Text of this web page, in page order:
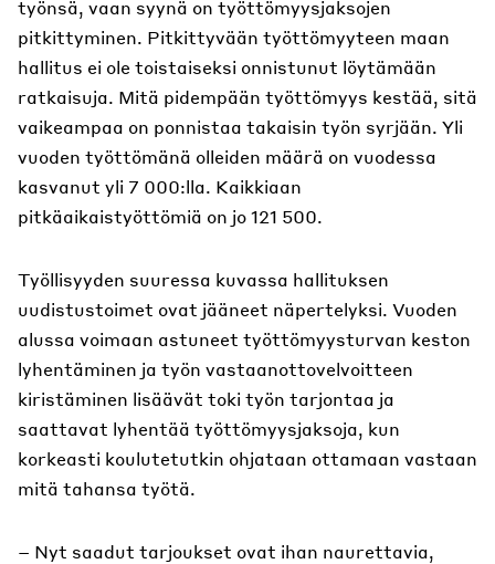
työnsä, vaan syynä on työttömyysjaksojen
pitkittyminen. Pitkittyvään työttömyyteen maan
hallitus ei ole toistaiseksi onnistunut löytämään
ratkaisuja. Mitä pidempään työttömyys kestää, sitä
vaikeampaa on ponnistaa takaisin työn syrjään. Yli
vuoden työttömänä olleiden määrä on vuodessa
kasvanut yli 7 000:lla. Kaikkiaan
pitkäaikaistyöttömiä on jo 121 500.
Työllisyyden suuressa kuvassa hallituksen
uudistustoimet ovat jääneet näpertelyksi. Vuoden
alussa voimaan astuneet työttömyysturvan keston
lyhentäminen ja työn vastaanottovelvoitteen
kiristäminen lisäävät toki työn tarjontaa ja
saattavat lyhentää työttömyysjaksoja, kun
korkeasti koulutetutkin ohjataan ottamaan vastaan
mitä tahansa työtä.
– Nyt saadut tarjoukset ovat ihan naurettavia,